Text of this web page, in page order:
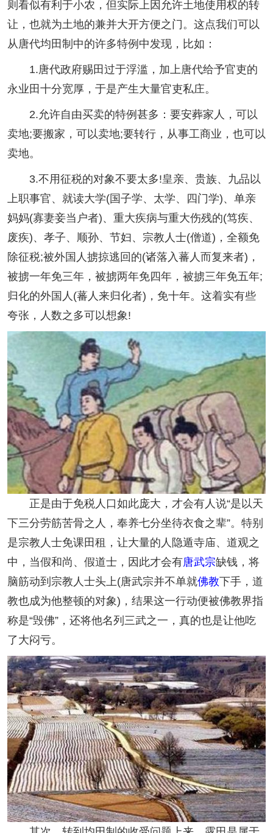
则看似有利于小农，但实际上因允许土地使用权的转
让，也就为土地的兼并大开方便之门。这点我们可以
从唐代均田制中的许多特例中发现，比如：
1.唐代政府赐田过于浮滥，加上唐代给予官吏的
永业田十分宽厚，于是产生大量官吏私庄。
2.允许自由买卖的特例甚多：要安葬家人，可以
卖地;要搬家，可以卖地;要转行，从事工商业，也可以
卖地。
3.不用征税的对象不要太多!皇亲、贵族、九品以
上职事官、就读大学(国子学、太学、四门学)、单亲
妈妈(寡妻妾当户者)、重大疾病与重大伤残的(笃疾、
废疾)、孝子、顺孙、节妇、宗教人士(僧道)，全额免
除征税;被外国人掳掠逃回的(诸落入蕃人而复来者)，
被掳一年免三年，被掳两年免四年，被掳三年免五年;
归化的外国人(蕃人来归化者)，免十年。这着实有些
夸张，人数之多可以想象!
正是由于免税人口如此庞大，才会有人说“是以天
下三分劳筋苦骨之人，奉养七分坐待衣食之辈”。特别
是宗教人士免课田租，让大量的人隐遁寺庙、道观之
中，当假和尚、假道士，因此才会有唐武宗缺钱，将
脑筋动到宗教人士头上(唐武宗并不单就佛教下手，道
教也成为他整顿的对象)，结果这一行动便被佛教界指
称是“毁佛”，还将他名列三武之一，真的也是让他吃
了大闷亏。